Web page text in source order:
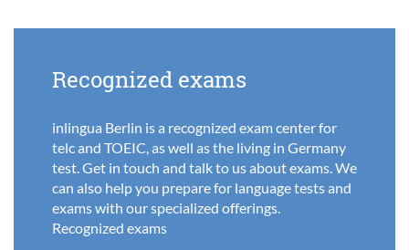
Recognized exams
inlingua Berlin is a recognized exam center for
telc and TOEIC, as well as the living in Germany
test. Get in touch and talk to us about exams. We
can also help you prepare for language tests and
exams with our specialized offerings.
Recognized exams